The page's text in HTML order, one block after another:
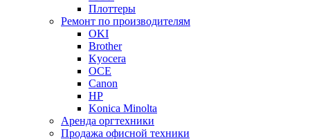
Плоттеры
Ремонт по производителям
OKI
Brother
Kyocera
OCE
Canon
HP
Konica Minolta
Аренда оргтехники
Продажа офисной техники